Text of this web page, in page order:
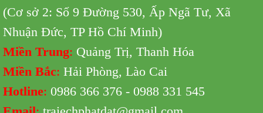
(Cơ sở 2: Số 9 Đường 530, Ấp Ngã Tư, Xã
Nhuận Đức, TP Hồ Chí Minh)
Miền Trung: Quảng Trị, Thanh Hóa
Miền Bắc: Hải Phòng, Lào Cai
Hotline: 0986 366 376 - 0988 331 545